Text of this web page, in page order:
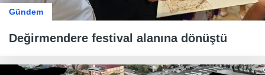
Gündem
Değirmendere festival alanına dönüştü